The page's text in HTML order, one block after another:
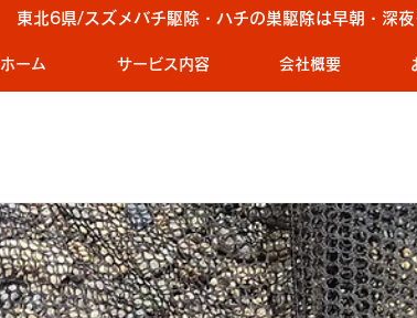
東北6県/スズメバチ駆除・ハチの巣駆除は早朝・深
ホーム サービス内容 会社概要